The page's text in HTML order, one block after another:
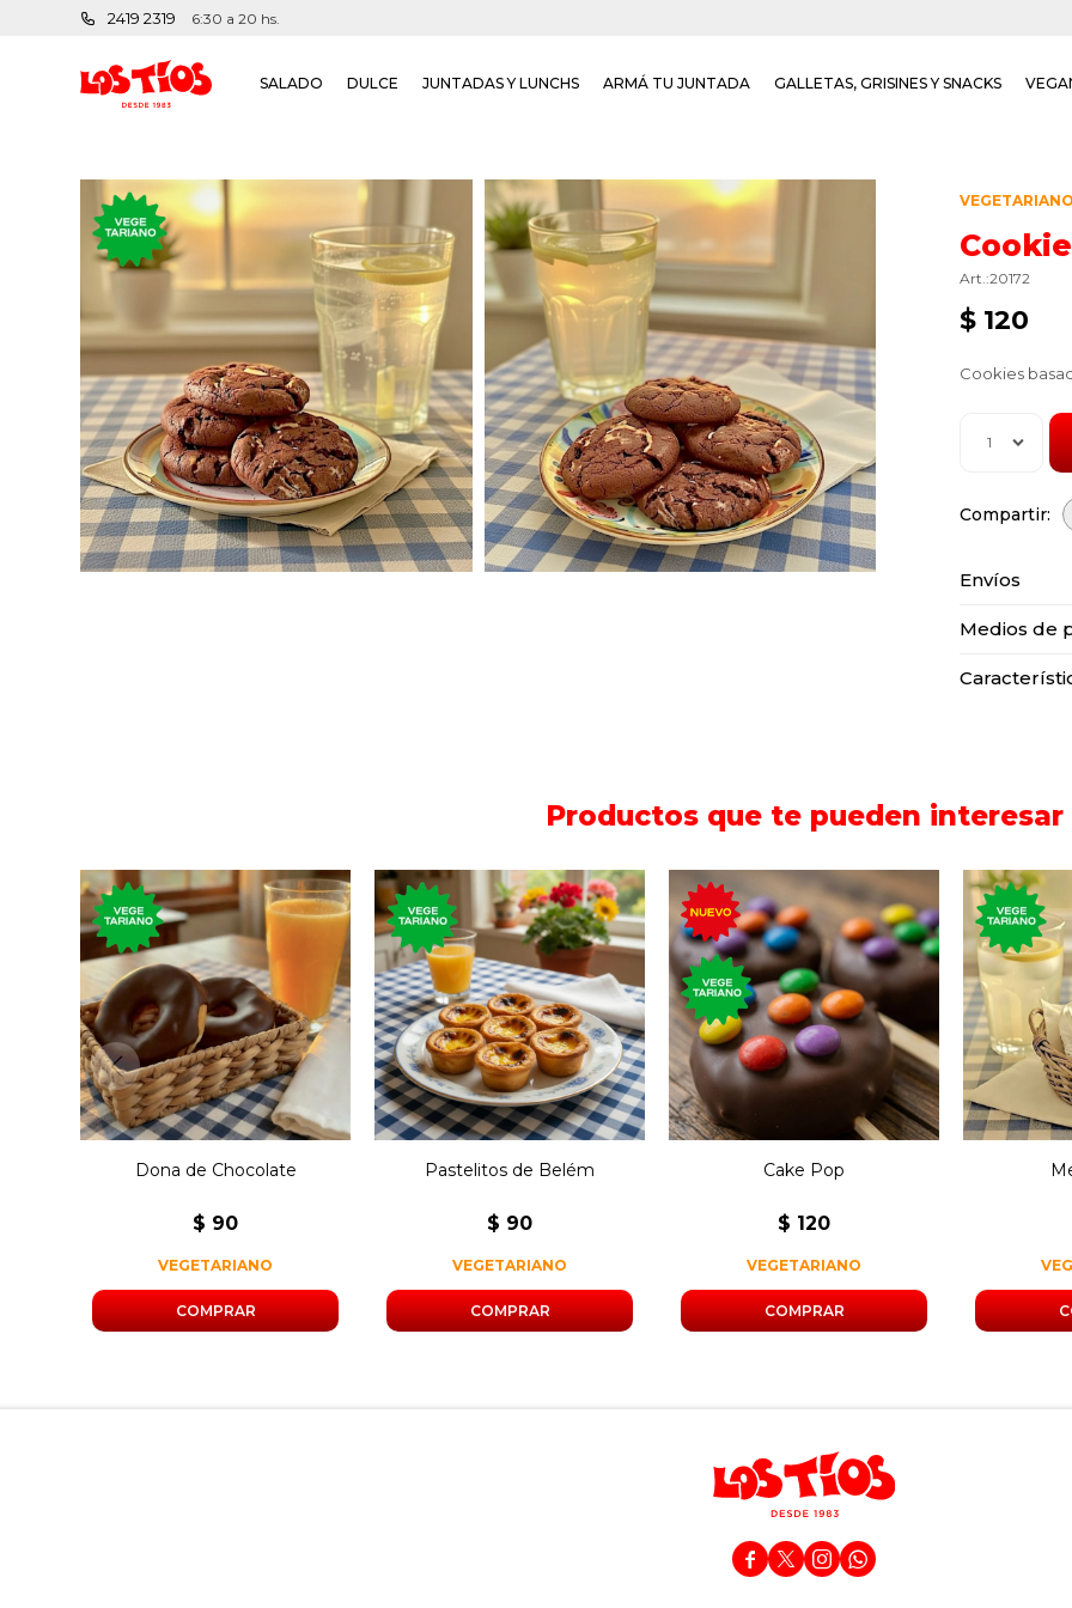
SALADO DULCE JUNTADAS Y LUNCHS ARMÁ TU JUNTADA GALLETAS, GRISINES Y SNACKS
2419 2319 6:30 a 20 hs.
VEGETARIANO
20172
$ 120
Cookies
1
Envíos
Medios de
Productos que te pueden interesar
Clásica rosquilla de la
gastronomía
estadounidense cubierta
de chocolate.
Dona de Chocolate
$ 90
VEGETARIANO
Postre clásico de la
gastronomía portuguesa
con masa de hojaldre y
nata.
Pastelitos de Belém
$ 90
VEGETARIANO
Tortita de trufa y
salchichón con dulce de
leche, similar al lollipop
(chupetín) cubierto de
chocolate y M&M`s.
Cake Pop
$ 120
VEGETARIANO
El
claras
   